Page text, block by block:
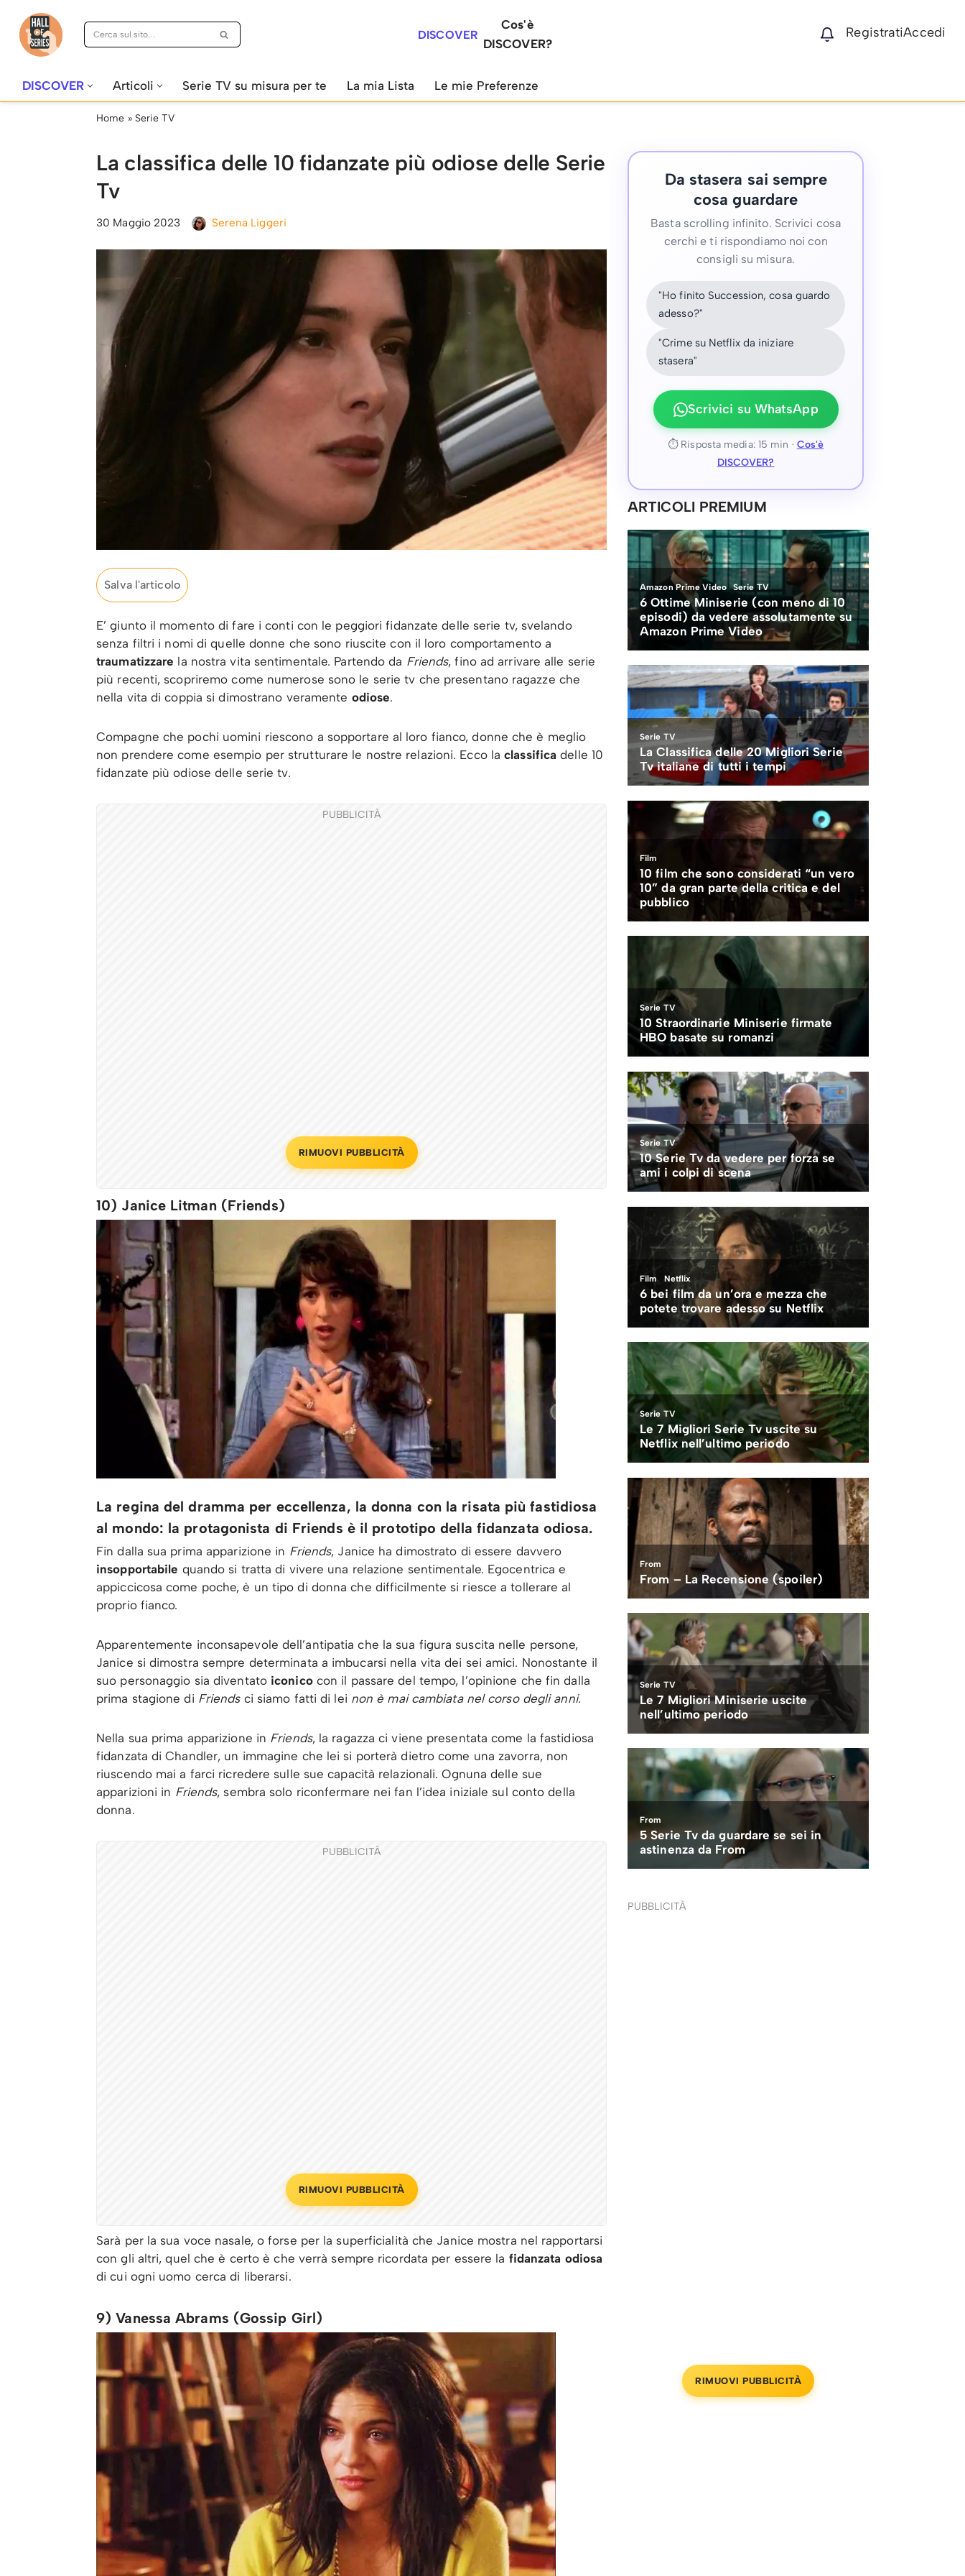
Vai
DISCOVER
Cos'è
DISCOVER?
RegistratiAccedi
DISCOVER Articoli Serie TV su misura per te La mia Lista Le mie Preferenze
Home » Serie TV
La classifica delle 10 fidanzate più odiose delle Serie
Tv
30 Maggio 2023 Serena Liggeri
Salva l'articolo
E’ giunto il momento di fare i conti con le peggiori fidanzate delle serie tv, svelando
senza filtri i nomi di quelle donne che sono riuscite con il loro comportamento a
traumatizzare la nostra vita sentimentale. Partendo da Friends, fino ad arrivare alle serie
più recenti, scopriremo come numerose sono le serie tv che presentano ragazze che
nella vita di coppia si dimostrano veramente odiose.
Compagne che pochi uomini riescono a sopportare al loro fianco, donne che è meglio
non prendere come esempio per strutturare le nostre relazioni. Ecco laclassifica delle 10
fidanzate più odiose delle serie tv.
PUBBLICITÀ
RIMUOVI PUBBLICITÀ
10) Janice Litman (Friends)
La regina del dramma per eccellenza, la donna con la risata più fastidiosa
al mondo: la protagonista di Friends è il prototipo della fidanzata odiosa.
Fin dalla sua prima apparizione in Friends, Janice ha dimostrato di essere davvero
insopportabile quando si tratta di vivere una relazione sentimentale. Egocentrica e
appiccicosa come poche, è un tipo di donna che difficilmente si riesce a tollerare al
proprio fianco.
Apparentemente inconsapevole dell’antipatia che la sua figura suscita nelle persone,
Janice si dimostra sempre determinata a imbucarsi nella vita dei sei amici. Nonostante il
suo personaggio sia diventato iconicocon il passare del tempo, l’opinione che fin dalla
prima stagione di Friendsci siamo fatti di lei non è mai cambiata nel corso degli anni.
Nella sua prima apparizione in Friends, la ragazza ci viene presentata come la fastidiosa
fidanzata di Chandler, un immagine che lei si porterà dietro come una zavorra, non
riuscendo mai a farci ricredere sulle sue capacità relazionali. Ognuna delle sue
apparizioni in Friends, sembra solo riconfermare nei fan l’idea iniziale sul conto della
donna.
PUBBLICITÀ
RIMUOVI PUBBLICITÀ
Sarà per la sua voce nasale, o forse per la superficialità che Janice mostra nel rapportarsi
con gli altri, quel che è certo è che verrà sempre ricordata per essere la fidanzata odiosa
di cui ogni uomo cerca di liberarsi.
9) Vanessa Abrams (Gossip Girl)
Da stasera sai sempre
cosa guardare
Basta scrolling infinito. Scrivici cosa
cerchi e ti rispondiamo noi con
consigli su misura.
"Ho finito Succession, cosa guardo
adesso?"
"Crime su Netflix da iniziare
stasera"
Scrivici su WhatsApp
⏱ Risposta media: 15 min · Cos'è
DISCOVER?
ARTICOLI PREMIUM
PUBBLICITÀ
RIMUOVI PUBBLICITÀ